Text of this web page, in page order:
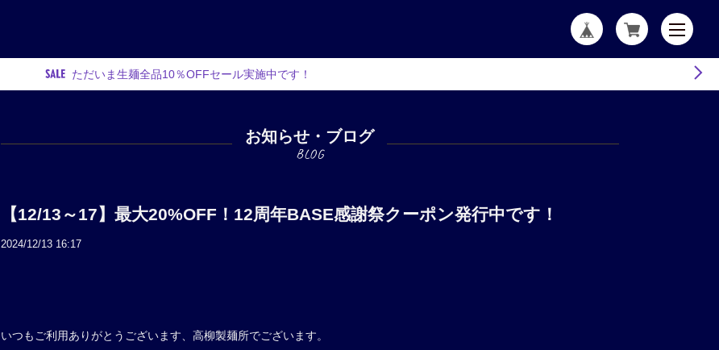
ただいま生麺全品10％OFFセール実施中です！
お知らせ・ブログ
【12/13～17】最大20%OFF！12周年BASE感謝祭クーポン発行中です！
2024/12/13 16:17
いつもご利用ありがとうございます、高柳製麺所でございます。